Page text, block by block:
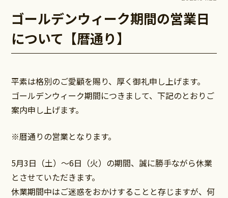
ゴールデンウィーク期間の営業日
について【暦通り】
平素は格別のご愛顧を賜り、厚く御礼申し上げます。
ゴールデンウィーク期間につきまして、下記のとおりご
案内申し上げます。
※暦通りの営業となります。
5月3日（土）～6日（火）の期間、誠に勝手ながら休業
とさせていただきます。
休業期間中はご迷惑をおかけすることと存じますが、何